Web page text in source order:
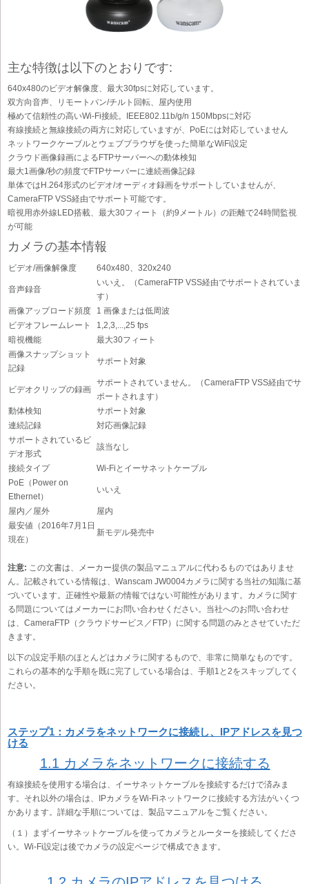
主な特徴は以下のとおりです:
640x480のビデオ解像度、最大30fpsに対応しています。
双方向音声、リモートパン/チルト回転、屋内使用
極めて信頼性の高いWi-Fi接続。IEEE802.11b/g/n 150Mbpsに対応
有線接続と無線接続の両方に対応していますが、PoEには対応していません
ネットワークケーブルとウェブブラウザを使った簡単なWiFi設定
クラウド画像録画によるFTPサーバーへの動体検知
最大1画像/秒の頻度でFTPサーバーに連続画像記録
単体ではH.264形式のビデオ/オーディオ録画をサポートしていませんが、
CameraFTP VSS経由でサポート可能です。
暗視用赤外線LED搭載、最大30フィート（約9メートル）の距離で24時間監視
が可能
カメラの基本情報
ビデオ/画像解像度 640x480、320x240
音声録音
いいえ。（CameraFTP VSS経由でサポートされていま
す）
画像アップロード頻度
1 画像または低周波
ビデオフレームレート
1,2,3,...,25 fps
暗視機能
最大30フィート
画像スナップショット
記録
サポート対象
ビデオクリップの録画
サポートされていません。（CameraFTP VSS経由でサ
ポートされます）
動体検知
サポート対象
連続記録
対応画像記録
サポートされているビ
デオ形式
該当なし
接続タイプ
Wi-Fiとイーサネットケーブル
PoE（Power on
Ethernet）
いいえ
屋内／屋外
屋内
最安値（2016年7月1日
現在）
新モデル発売中
注意: この文書は、メーカー提供の製品マニュアルに代わるものではありませ
ん。記載されている情報は、Wanscam JW0004カメラに関する当社の知識に基
づいています。正確性や最新の情報ではない可能性があります。カメラに関す
る問題についてはメーカーにお問い合わせください。当社へのお問い合わせ
は、CameraFTP（クラウドサービス／FTP）に関する問題のみとさせていただ
きます。
以下の設定手順のほとんどはカメラに関するもので、非常に簡単なものです。
これらの基本的な手順を既に完了している場合は、手順1と2をスキップしてく
ださい。
ステップ1：カメラをネットワークに接続し、IPアドレスを見つ
ける
1.1 カメラをネットワークに接続する
有線接続を使用する場合は、イーサネットケーブルを接続するだけで済みま
す。それ以外の場合は、IPカメラをWi-Fiネットワークに接続する方法がいくつ
かあります。詳細な手順については、製品マニュアルをご覧ください。
（１）まずイーサネットケーブルを使ってカメラとルーターを接続してくださ
い。Wi-Fi設定は後でカメラの設定ページで構成できます。